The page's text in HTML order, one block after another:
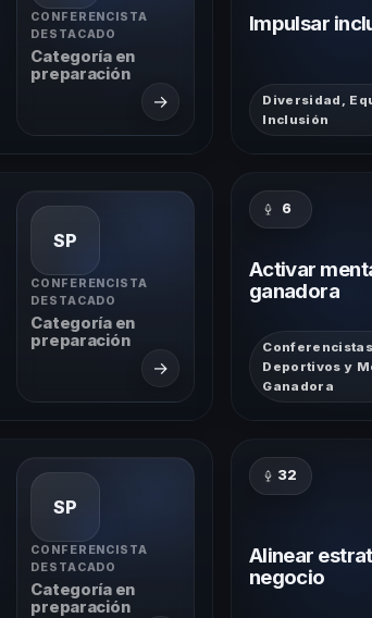
CONFERENCISTA
DESTACADO
Categoría en
preparación
→
Impulsar
Diversidad,
Inclusión
SP
CONFERENCISTA
DESTACADO
Categoría en
preparación
→
6
Activar
ganadora
Conferencistas
Deportivos y
Ganadora
SP
CONFERENCISTA
DESTACADO
Categoría en
preparación
32
Alinear
negocio